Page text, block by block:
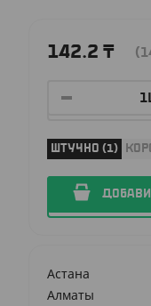
142.2 ₸
ШТУЧНО (1)
Астана
Алматы